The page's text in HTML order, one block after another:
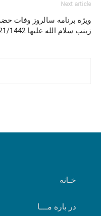
Next article
ویژه برنامه سالروز وفات
زینب سلام الله علیها 2021/1442
خـانه
در باره مـــا